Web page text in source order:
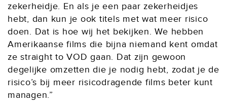
zekerheidje. En als je een paar zekerheidjes
hebt, dan kun je ook titels met wat meer risico
doen. Dat is hoe wij het bekijken. We hebben
Amerikaanse films die bijna niemand kent omdat
ze straight to VOD gaan. Dat zijn gewoon
degelijke omzetten die je nodig hebt, zodat je de
risico’s bij meer risicodragende films beter kunt
managen.”